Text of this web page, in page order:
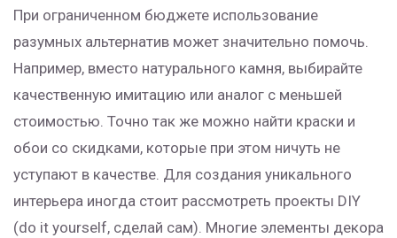
При ограниченном бюджете использование
разумных альтернатив может значительно помочь.
Например, вместо натурального камня, выбирайте
качественную имитацию или аналог с меньшей
стоимостью. Точно так же можно найти краски и
обои со скидками, которые при этом ничуть не
уступают в качестве. Для создания уникального
интерьера иногда стоит рассмотреть проекты DIY
(do it yourself, сделай сам). Многие элементы декора